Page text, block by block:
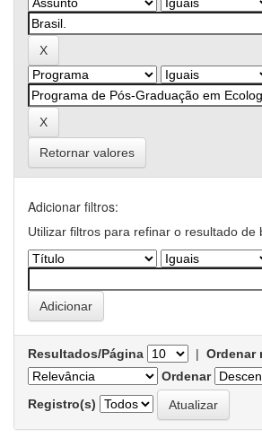
Retornar valores
Adicionar filtros:
Utilizar filtros para refinar o resultado de
Resultados/Página | Ordenar
Ordenar
Registro(s)